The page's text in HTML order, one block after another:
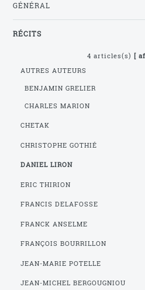
GÉNÉRAL
RÉCITS
4 articles(s) [
AUTRES AUTEURS
BENJAMIN GRELIER
CHARLES MARION
CHETAK
CHRISTOPHE GOTHIÉ
DANIEL LIRON
ERIC THIRION
FRANCIS DELAFOSSE
FRANCK ANSELME
FRANÇOIS BOURRILLON
JEAN-MARIE POTELLE
JEAN-MICHEL BERGOUGNIOU